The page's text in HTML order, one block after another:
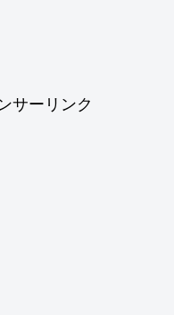
サーリンク